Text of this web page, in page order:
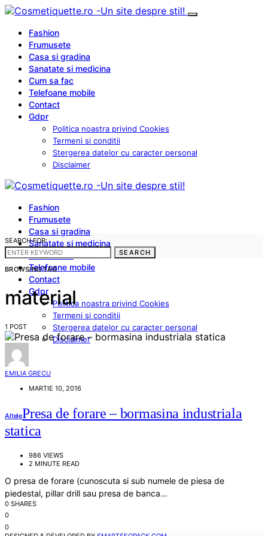
Fashion
Frumusete
Casa si gradina
Sanatate si medicina
Cum sa fac
Telefoane mobile
Contact
Gdpr
Politica noastra privind Cookies
Termeni si conditii
Stergerea datelor cu caracter personal
Disclaimer
Fashion
Frumusete
Casa si gradina
Sanatate si medicina
Cum sa fac
Telefoane mobile
Contact
Gdpr
Politica noastra privind Cookies
Termeni si conditii
Stergerea datelor cu caracter personal
Disclaimer
SEARCH FOR:
SEARCH
BROWSING TAG
material
1 POST
EMILIA GRECU
MARTIE 10, 2016
AltelePresa de forare – bormasina industriala
statica
986 VIEWS
2 MINUTE READ
O presa de forare (cunoscuta si sub numele de piesa de
piedestal, pillar drill sau presa de banca…
0 SHARES
0
0